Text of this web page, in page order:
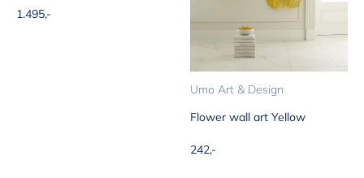
Aanbiedingsprijs
1.495,-
Umo Art & Design
Flower wall art Yellow
Aanbiedingsprijs
242,-